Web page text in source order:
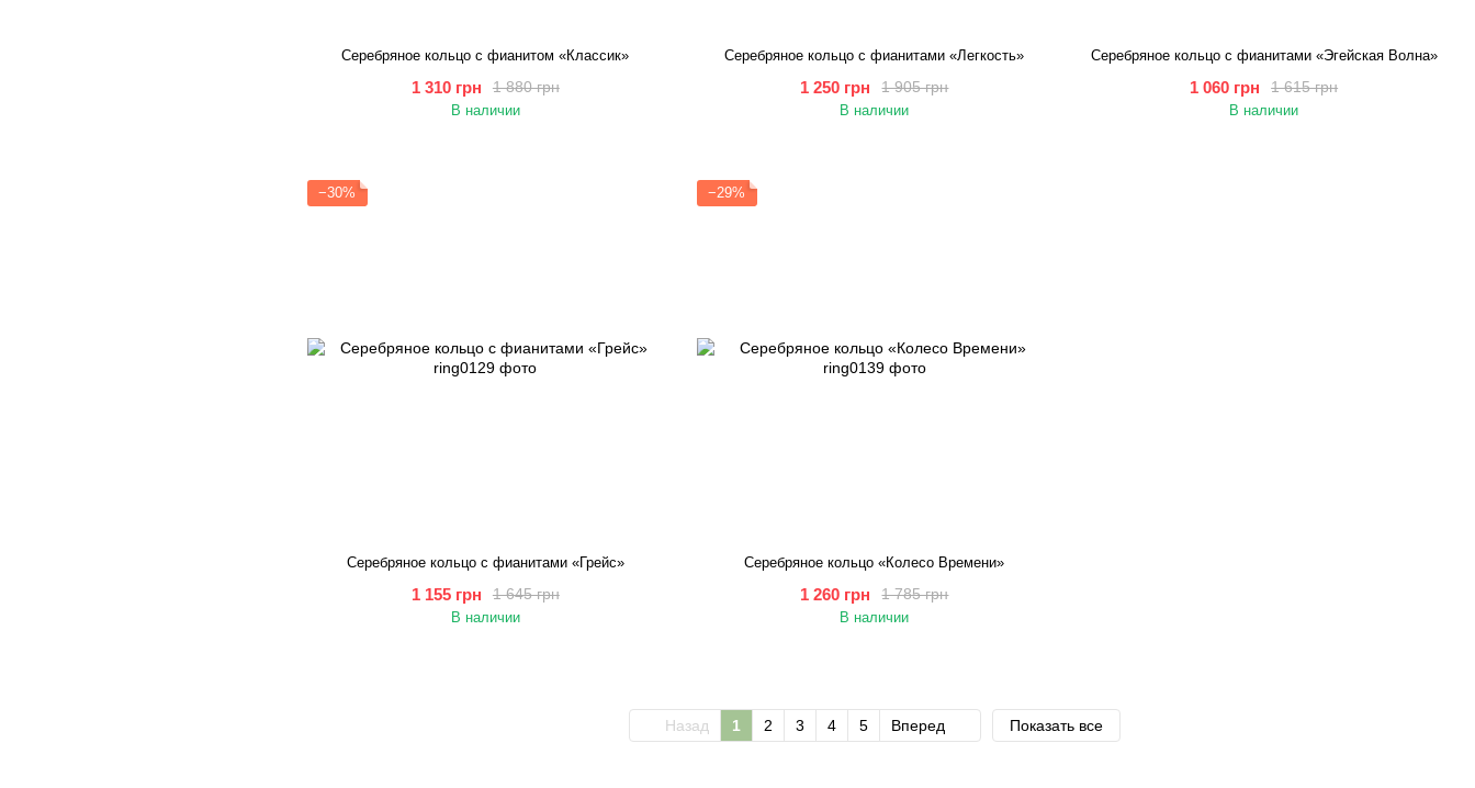
Серебряное кольцо с фианитом «Классик»
1 880 грн
1 310 грн
В наличии
Серебряное кольцо с фианитами «Легкость»
1 905 грн
1 250 грн
В наличии
Серебряное кольцо с фианитами «Эгейская Волна»
1 615 грн
1 060 грн
В наличии
−30%
Серебряное кольцо с фианитами «Грейс»
1 645 грн
1 155 грн
В наличии
−29%
Серебряное кольцо «Колесо Времени»
1 785 грн
1 260 грн
В наличии
Назад 1 2 3 4 5 Вперед Показать все